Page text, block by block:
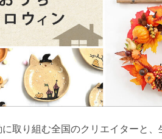
取り組む全国のクリエイターと、